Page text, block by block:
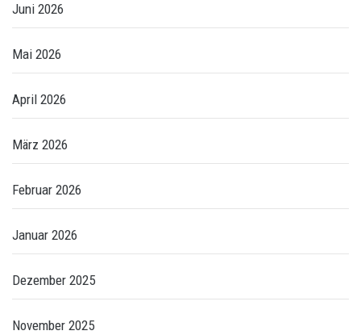
Juni 2026
Mai 2026
April 2026
März 2026
Februar 2026
Januar 2026
Dezember 2025
November 2025